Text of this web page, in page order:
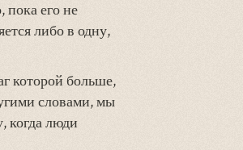
пока его не
либо в одну,
которой больше,
словами, мы
когда люди